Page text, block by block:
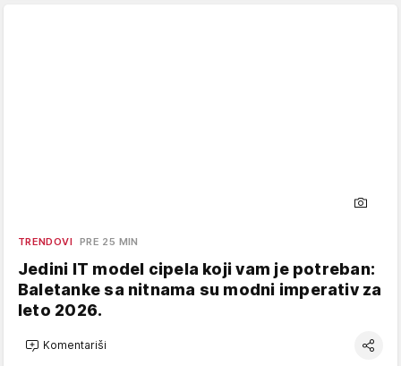
TRENDOVI PRE 25 MIN
Jedini IT model cipela koji vam je potreban:
Baletanke sa nitnama su modni imperativ za
leto 2026.
Komentariši